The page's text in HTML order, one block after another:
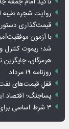
روایت شجره طیبه از حمایت ۵۰۰
قیمت‌گذاری
با آزمون
شد؛ ریموت کنترل
هرمزگان، جایگزین
روزنامه ۱۹ مرداد
قفلِ قیمت‌های نفت
پساجنگ؛ اقتصاد
۳ شرط اساسی برای تحول واقعی در میدان معدن